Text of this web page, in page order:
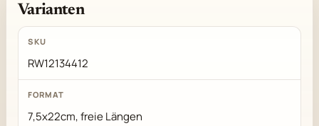
Varianten
RW12134412
7,5x22cm, freie Längen